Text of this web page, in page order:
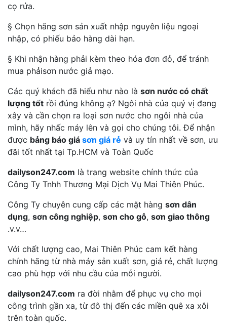
cọ rửa.
§ Chọn hãng sơn sản xuất nhập nguyên liệu ngoại
nhập, có phiếu bảo hàng dài hạn.
§ Khi nhận hàng phải kèm theo hóa đơn đỏ, để tránh
mua phảisơn nước giả mạo.
Các quý khách đã hiểu như nào là sơn nước có chất
lượng tốt rồi đúng không ạ? Ngôi nhà của quý vị đang
xây và cần chọn ra loại sơn nước cho ngôi nhà của
mình, hãy nhấc máy lên và gọi cho chúng tôi. Để nhận
được bảng báo giá sơn giá rẻ và uy tín nhất về sơn, ưu
đãi tốt nhất tại Tp.HCM và Toàn Quốc
dailyson247.com là trang website chính thức của
Công Ty Tnhh Thương Mại Dịch Vụ Mai Thiên Phúc.
Công Ty chuyên cung cấp các mặt hàng sơn dân
dụng, sơn công nghiệp, sơn cho gỗ, sơn giao thông
.v.v…
Với chất lượng cao, Mai Thiên Phúc cam kết hàng
chính hãng từ nhà máy sản xuất sơn, giá rẻ, chất lượng
cao phù hợp với nhu cầu của mỗi người.
dailyson247.com ra đời nhằm để phục vụ cho mọi
công trình gần xa, từ đô thị đến các miền quê xa xôi
trên toàn quốc.